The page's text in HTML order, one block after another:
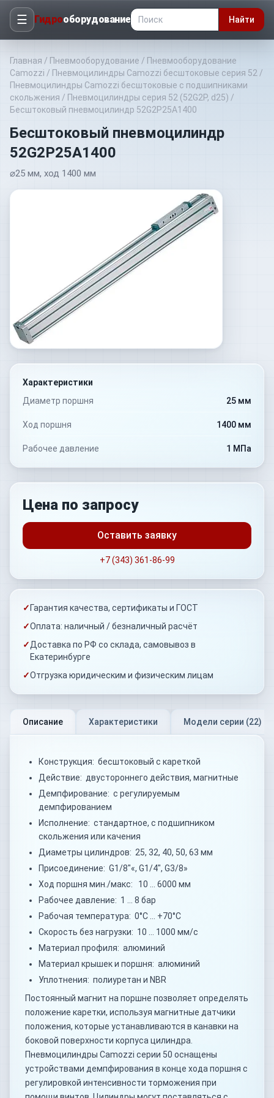
☰ Гидрооборудование Найти
Главная / Пневмооборудование / Пневмооборудование
Camozzi / Пневмоцилиндры Camozzi бесштоковые серия 52 /
Пневмоцилиндры Camozzi бесштоковые с подшипниками
скольжения / Пневмоцилиндры серия 52 (52G2P, d25) /
Бесштоковый пневмоцилиндр 52G2P25A1400
Бесштоковый пневмоцилиндр
52G2P25A1400
⌀25 мм, ход 1400 мм
Характеристики
Диаметр поршня
25 мм
Ход поршня 1400 мм
Рабочее давление 1 МПа
Цена по запросу
Оставить заявку
+7 (343) 361-86-99
✓ Гарантия качества, сертификаты и ГОСТ
✓Оплата: наличный / безналичный расчёт
✓Доставка по РФ со склада, самовывоз в
Екатеринбурге
✓Отгрузка юридическим и физическим лицам
Описание Характеристики Модели серии (22)
Конструкция: бесштоковый с кареткой
Действие: двустороннего действия, магнитные
Демпфирование: с регулируемым
демпфированием
Исполнение: стандартное, с подшипником
скольжения или качения
Диаметры цилиндров: 25, 32, 40, 50, 63 мм
Присоединение: G1/8"«, G1/4", G3/8»
Ход поршня мин./макс: 10 … 6000 мм
Рабочее давление: 1 … 8 бар
Рабочая температура: 0°C … +70°C
Скорость без нагрузки: 10 … 1000 мм/с
Материал профиля: алюминий
Материал крышек и поршня: алюминий
Уплотнения: полиуретан и NBR
Постоянный магнит на поршне позволяет определять
положение каретки, используя магнитные датчики
положения, которые устанавливаются в канавки на
боковой поверхности корпуса цилиндра.
Пневмоцилиндры Camozzi серии 50 оснащены
устройствами демпфирования в конце хода поршня с
регулировкой интенсивности торможения при